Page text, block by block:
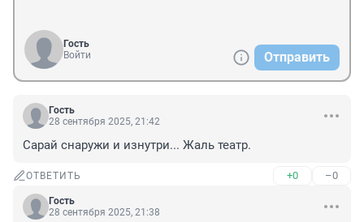
Гость
Войти
Отправить
Гость
28 сентября 2025, 21:42
Сарай снаружи и изнутри... Жаль театр.
ОТВЕТИТЬ +0 –0
Гость
28 сентября 2025, 21:38